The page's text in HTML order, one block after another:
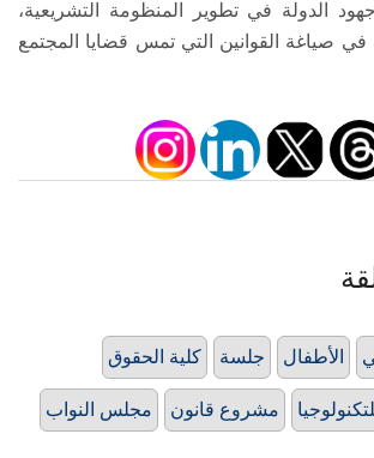
الدولة في تطوير المنظومة التشريعية،
في صياغة القوانين التي تمس قضايا المجتمع
كلية الحقوق جلسة الأطفال
مجلس النواب مشروع قانون